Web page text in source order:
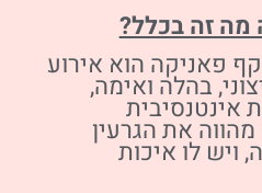
זה בכלל?
פאניקה הוא אירוע
בהלה ואימה,
אינטנסיבית
את הגרעין
ויש לו איכות